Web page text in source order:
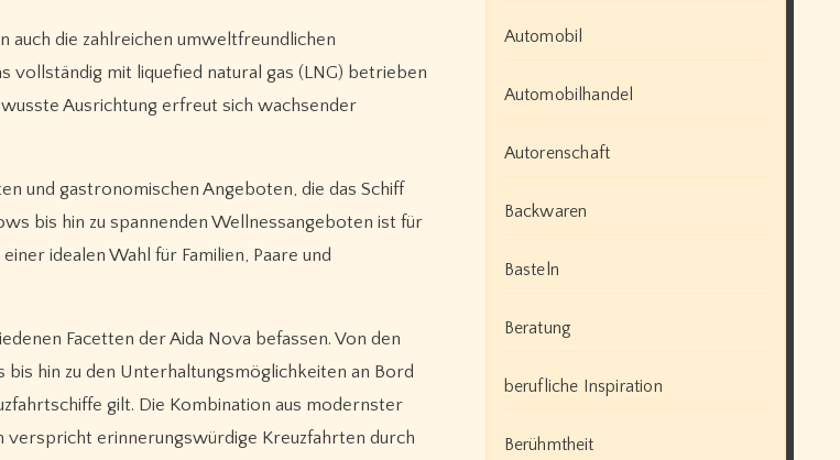
die zahlreichen umweltfreundlichen
vollständig mit liquefied natural gas (LNG) betrieben
Ausrichtung erfreut sich wachsender
und gastronomischen Angeboten, die das Schiff
bis hin zu spannenden Wellnessangeboten ist für
idealen Wahl für Familien, Paare und
Facetten der Aida Nova befassen. Von den
hin zu den Unterhaltungsmöglichkeiten an Bord
gilt. Die Kombination aus modernster
verspricht erinnerungswürdige Kreuzfahrten durch
Automobil
Automobilhandel
Autorenschaft
Backwaren
Basteln
Beratung
berufliche Inspiration
Berühmtheit